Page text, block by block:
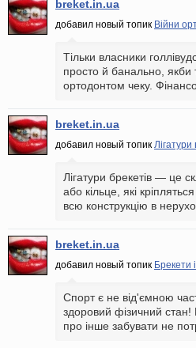
breket.in.ua
добавил новый топик Війни
Тільки власники
просто й банально, якби
ортодонтом чеку.
breket.in.ua
добавил новый топик Лігатури
Лігатури брекетів — це
або кільце, які
всю конструкцію в
breket.in.ua
добавил новый топик Брекети
Спорт є не від'ємною
здоровий фізичний
про інше забувати не